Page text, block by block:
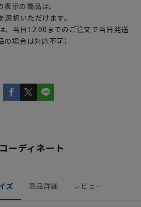
表示の商品は、
択いただけます。
、当日12:00までのご注文で当日発送
場合は対応不可）
ーディネート
ズ 商品詳細 レビュー